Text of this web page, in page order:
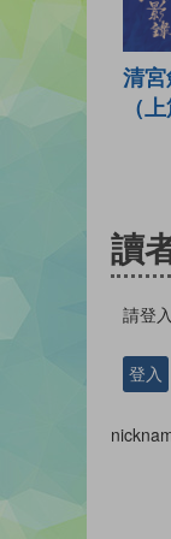
清宮
（上
讀
請登
登入